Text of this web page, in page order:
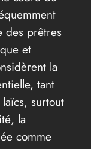
des prêtres
et
la
tant
surtout
la
comme